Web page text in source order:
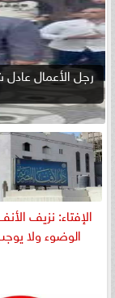
رجل الأعمال
الإفتاء: نزيف
الوضوء ولا